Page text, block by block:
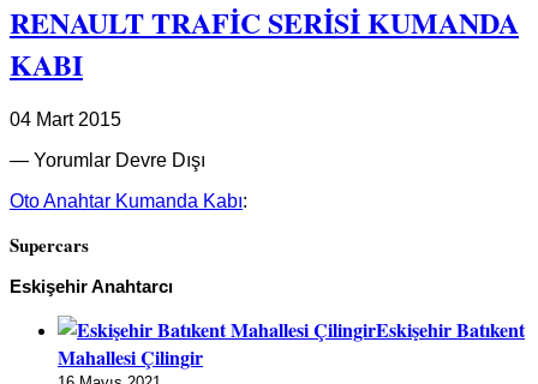
RENAULT TRAFİC SERİSİ KUMANDA
KABI
04 Mart 2015
— Yorumlar Devre Dışı
Oto Anahtar Kumanda Kabı:
Supercars
Eskişehir Anahtarcı
Eskişehir Batıkent
Mahallesi Çilingir